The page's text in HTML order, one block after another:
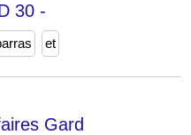
30 -
et
Gard